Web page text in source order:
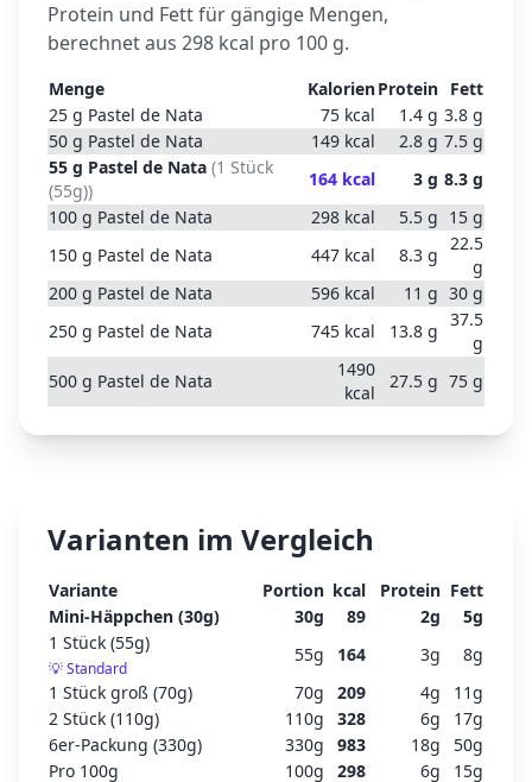
Protein und Fett für gängige Mengen,
berechnet aus 298 kcal pro 100 g.
Menge KalorienProtein Fett
25 g Pastel de Nata 75 kcal 1.4 g 3.8 g
50 g Pastel de Nata 149 kcal 2.8 g 7.5 g
55 g Pastel de Nata (1 Stück
(55g))
164 kcal 3 g 8.3 g
100 g Pastel de Nata 298 kcal 5.5 g 15 g
150 g Pastel de Nata 447 kcal 8.3 g
22.5
g
200 g Pastel de Nata 596 kcal 11 g 30 g
250 g Pastel de Nata 745 kcal 13.8 g
37.5
g
500 g Pastel de Nata
1490
kcal
27.5 g 75 g
Varianten im Vergleich
Variante Portion kcal Protein Fett
Mini-Häppchen (30g)
30g 89 2g 5g
1 Stück (55g)
💡Standard
55g 164 3g 8g
1 Stück groß (70g)
70g 209 4g 11g
2 Stück (110g)
110g 328 6g 17g
6er-Packung (330g)
330g 983 18g 50g
Pro 100g
100g 298 6g 15g